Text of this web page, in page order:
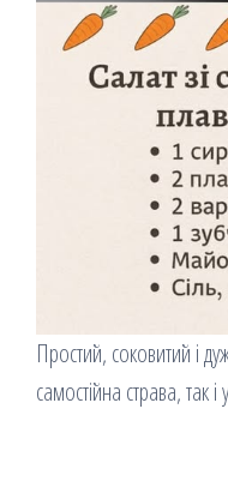
Простий, соковитий і
самостійна страва, так